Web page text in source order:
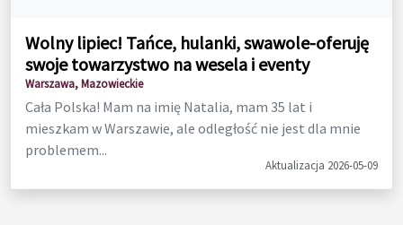
Wolny lipiec! Tańce, hulanki, swawole-oferuję
swoje towarzystwo na wesela i eventy
Warszawa, Mazowieckie
Cała Polska! Mam na imię Natalia, mam 35 lat i
mieszkam w Warszawie, ale odległość nie jest dla mnie
problemem...
Aktualizacja 2026-05-09